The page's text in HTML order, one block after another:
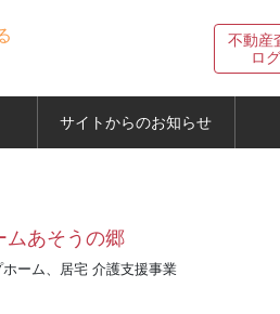
不動産
ロ
サイトからのお知らせ
ムあそうの郷
ーム、居宅 介護支援事業